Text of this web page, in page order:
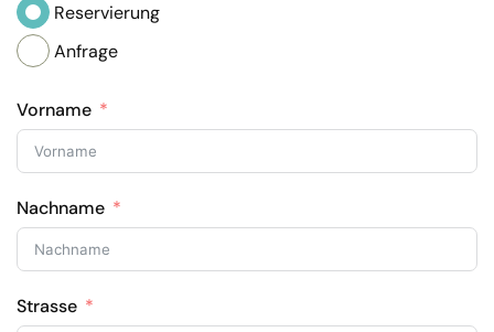
Reservierung
Anfrage
Vorname
Nachname
Strasse